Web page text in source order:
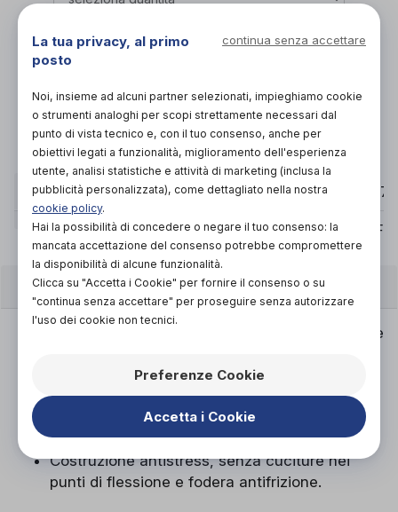
Scarica il coupon
TAGLIA 35 36 37
Nabuk, Flexpell® 10.5 Nabuk,
CARATTERISTICHE
Tomaia con inserto in Flexpell, si conforma alle
Calzata XL, predisposizione per l'inserimento
di un plantare su misura o utilizzo di un
plantare super comfort.
Costruzione antistress, senza cuciture nei
punti di flessione e fodera antifrizione.
La tua privacy, al primo
posto
continua senza accettare
Noi, insieme ad alcuni partner selezionati, impieghiamo cookie
o strumenti analoghi per scopi strettamente necessari dal
punto di vista tecnico e, con il tuo consenso, anche per
obiettivi legati a funzionalità, miglioramento dell'esperienza
utente, analisi statistiche e attività di marketing (inclusa la
pubblicità personalizzata), come dettagliato nella nostra
cookie policy.
Hai la possibilità di concedere o negare il tuo consenso: la
mancata accettazione del consenso potrebbe compromettere
la disponibilità di alcune funzionalità.
Clicca su "Accetta i Cookie" per fornire il consenso o su
"continua senza accettare" per proseguire senza autorizzare
l'uso dei cookie non tecnici.
Preferenze Cookie
Accetta i Cookie